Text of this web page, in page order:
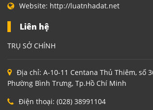
Website: http://luatnhadat.net
Liên hệ
TRỤ SỞ CHÍNH
Địa chỉ: A-10-11 Centana Thủ Thiêm, số
Phường Bình Trưng, Tp.Hồ Chí Minh
Điện thoại: (028) 38991104